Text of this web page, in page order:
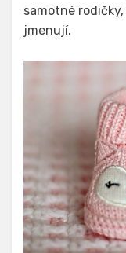
samotné
jmenují.